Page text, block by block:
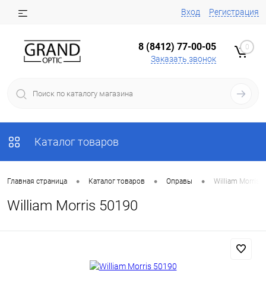
Вход Регистрация
8 (8412) 77-00-05
Заказать звонок
0
Каталог товаров
Главная страница • Каталог товаров • Оправы • William Morris
William Morris 50190